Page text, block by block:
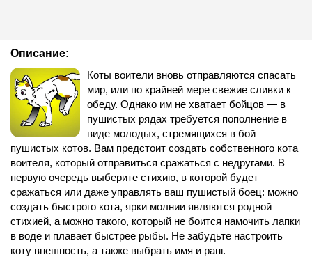
Описание:
Коты воители вновь отправляются спасать
мир, или по крайней мере свежие сливки к
обеду. Однако им не хватает бойцов — в
пушистых рядах требуется пополнение в
виде молодых, стремящихся в бой
пушистых котов. Вам предстоит создать собственного кота
воителя, который отправиться сражаться с недругами. В
первую очередь выберите стихию, в которой будет
сражаться или даже управлять ваш пушистый боец: можно
создать быстрого кота, ярки молнии являются родной
стихией, а можно такого, который не боится намочить лапки
в воде и плавает быстрее рыбы. Не забудьте настроить
коту внешность, а также выбрать имя и ранг.